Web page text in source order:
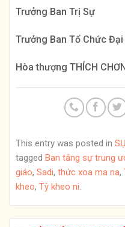
Trưởng Ban Trị Sự
Trưởng Ban Tổ Chức
Hòa thượng THÍCH
This entry was posted in
tagged Ban tăng sự trung
giáo, Sadi, thức xoa ma na,
kheo, Tỳ kheo ni.